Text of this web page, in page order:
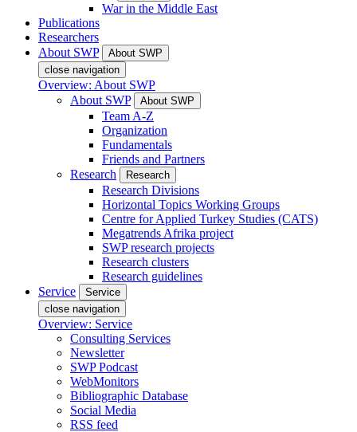
War in the Middle East
Publications
Researchers
About SWP
About SWP
close navigation
Overview: About SWP
About SWP
About SWP
Team A-Z
Organization
Fundamentals
Friends and Partners
Research
Research
Research Divisions
Horizontal Topics Working Groups
Centre for Applied Turkey Studies (CATS)
Megatrends Afrika project
SWP research projects
Research clusters
Research guidelines
Service
Service
close navigation
Overview: Service
Consulting Services
Newsletter
SWP Podcast
WebMonitors
Bibliographic Database
Social Media
RSS feed